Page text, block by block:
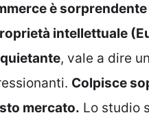
è
intellettuale
, vale a dire
Colpisce
mercato. Lo studio